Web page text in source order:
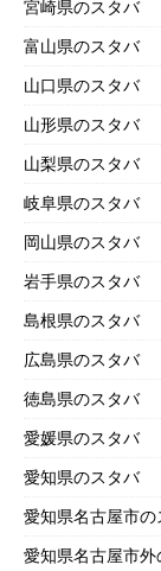
宮崎県のスタバ
富山県のスタバ
山口県のスタバ
山形県のスタバ
山梨県のスタバ
岐阜県のスタバ
岡山県のスタバ
岩手県のスタバ
島根県のスタバ
広島県のスタバ
徳島県のスタバ
愛媛県のスタバ
愛知県のスタバ
愛知県名古屋市の
愛知県名古屋市